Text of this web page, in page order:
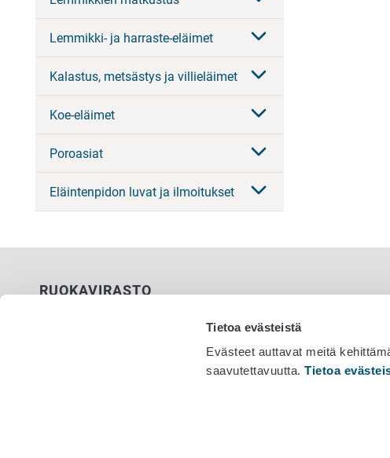
Tietoa evästeistä
Evästeet auttavat meitä
saavutettavuutta.Tietoa
Lemmikki- ja harraste-eläimet
Kalastus, metsästys ja villieläimet
Koe-eläimet
Poroasiat
Eläintenpidon luvat ja ilmoitukset
RUOKAVIRASTO